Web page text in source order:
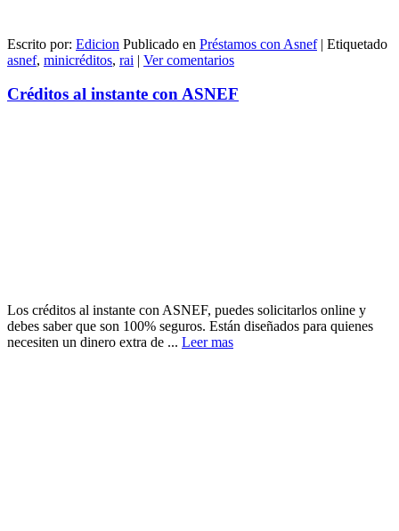
Escrito por: Edicion Publicado en Préstamos con Asnef | Etiquetado
asnef, minicréditos, rai | Ver comentarios
Créditos al instante con ASNEF
Los créditos al instante con ASNEF, puedes solicitarlos online y
debes saber que son 100% seguros. Están diseñados para quienes
necesiten un dinero extra de ... Leer mas